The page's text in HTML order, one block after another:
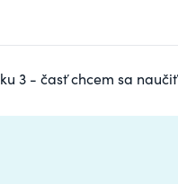
3 - časť chcem sa naučiť